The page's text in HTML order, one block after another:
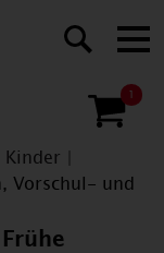
1
Vorschul- und